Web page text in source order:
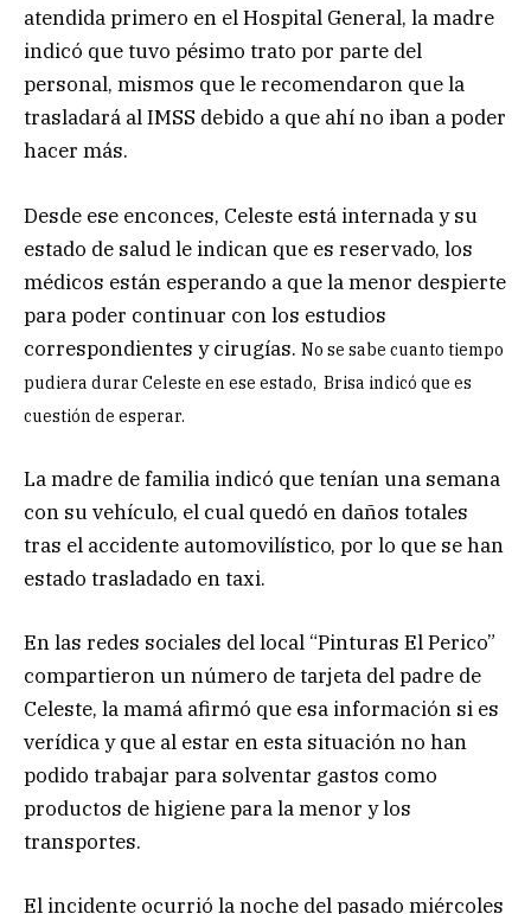
atendida primero en el Hospital General, la madre
indicó que tuvo pésimo trato por parte del
personal, mismos que le recomendaron que la
trasladará al IMSS debido a que ahí no iban a poder
hacer más.
Desde ese enconces, Celeste está internada y su
estado de salud le indican que es reservado, los
médicos están esperando a que la menor despierte
para poder continuar con los estudios
correspondientes y cirugías. No se sabe cuanto tiempo
pudiera durar Celeste en ese estado, Brisa indicó que es
cuestión de esperar.
La madre de familia indicó que tenían una semana
con su vehículo, el cual quedó en daños totales
tras el accidente automovilístico, por lo que se han
estado trasladado en taxi.
En las redes sociales del local “Pinturas El Perico”
compartieron un número de tarjeta del padre de
Celeste, la mamá afirmó que esa información si es
verídica y que al estar en esta situación no han
podido trabajar para solventar gastos como
productos de higiene para la menor y los
transportes.
El incidente ocurrió la noche del pasado miércoles